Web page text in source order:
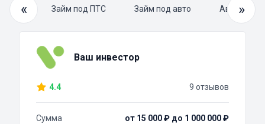
«
займ Займ под ПТС Займ под авто »
Ваш инвестор
4.4 9 отзывов
Сумма
от 15 000 ₽ до 1 000 000 ₽